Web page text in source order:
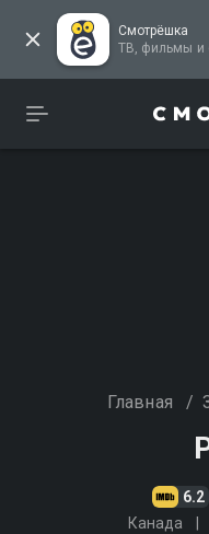
Смотрёшка
Главная /
6.2
Канада